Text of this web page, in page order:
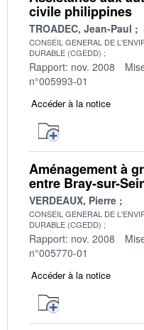
civile philippines
TROADEC, Jean-Paul
CONSEIL GENERAL DE
DURABLE (CGEDD)
Rapport: nov. 2008
n°005993-01
Accéder à la notice
Aménagement à
entre Bray-sur-
VERDEAUX, Pierre
CONSEIL GENERAL DE
DURABLE (CGEDD)
Rapport: nov. 2008
n°005770-01
Accéder à la notice